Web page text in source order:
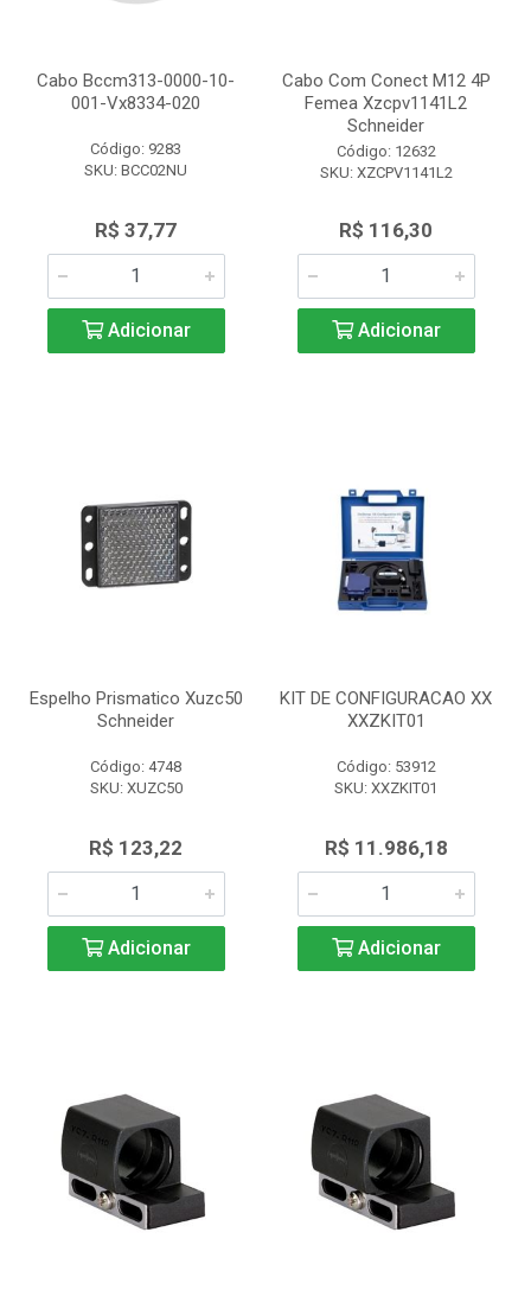
Cabo Bccm313-0000-10-
001-Vx8334-020
Código: 9283
SKU: BCC02NU
R$ 37,77
Adicionar
Cabo Com Conect M12 4P
Femea Xzcpv1141L2
Schneider
Código: 12632
SKU: XZCPV1141L2
R$ 116,30
Adicionar
Espelho Prismatico Xuzc50
Schneider
Código: 4748
SKU: XUZC50
R$ 123,22
Adicionar
KIT DE CONFIGURACAO XX
XXZKIT01
Código: 53912
SKU: XXZKIT01
R$ 11.986,18
Adicionar